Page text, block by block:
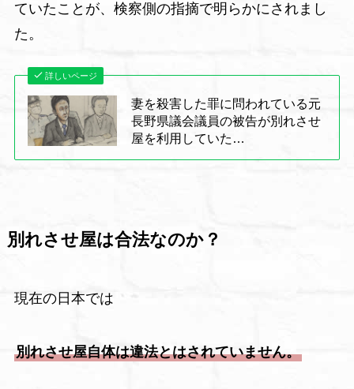
ていたことが、検察側の指摘で明らかにされまし
た。
詳しいページ
妻を殺害した罪に問われている元
長野県議会議員の被告が別れさせ
屋を利用していた…
別れさせ屋は合法なのか？
現在の日本では
別れさせ屋自体は違法とはされていません。